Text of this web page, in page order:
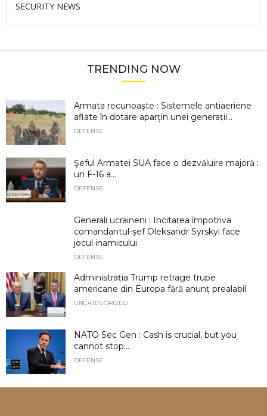
SECURITY NEWS
TRENDING NOW
Armata recunoaşte : Sistemele antiaeriene
aflate în dotare aparțin unei generații...
DEFENSE
Şeful Armatei SUA face o dezvăluire majoră :
un F-16 a...
DEFENSE
Generali ucraineni : Incitarea împotriva
comandantul-șef Oleksandr Syrskyi face
jocul inamicului
DEFENSE
Administrația Trump retrage trupe
americane din Europa fără anunț prealabil
UNCATEGORIZED
NATO Sec Gen : Cash is crucial, but you
cannot stop...
DEFENSE